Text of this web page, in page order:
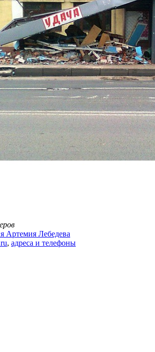
Артемия Лебедева
, адреса и телефоны